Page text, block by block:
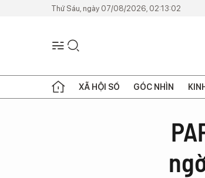
Thứ Sáu, ngày 07/08/2026, 02:13:02
XÃ HỘI SỐ GÓC NHÌN